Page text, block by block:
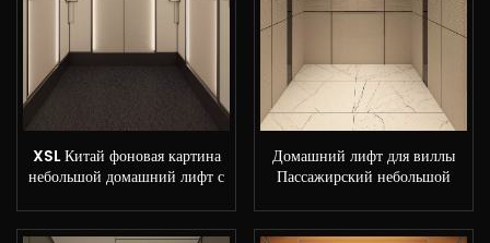
XSL Китай фоновая картина
небольшой домашний лифт с
Домашний лифт для виллы
Пассажирский небольшой